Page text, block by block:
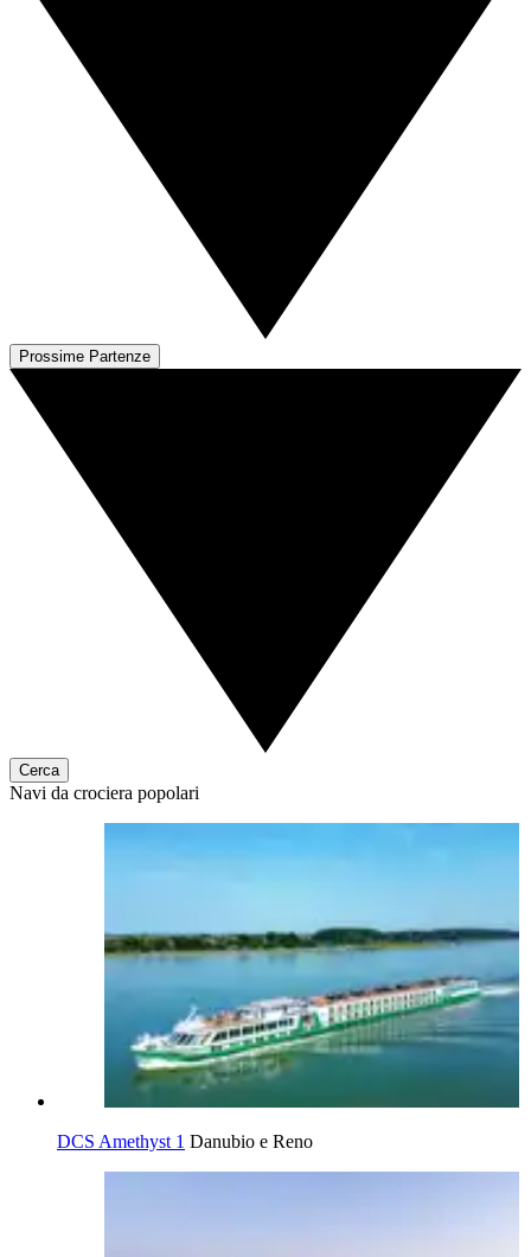
Prossime Partenze
Cerca
Navi da crociera popolari
DCS Amethyst 1 Danubio e Reno